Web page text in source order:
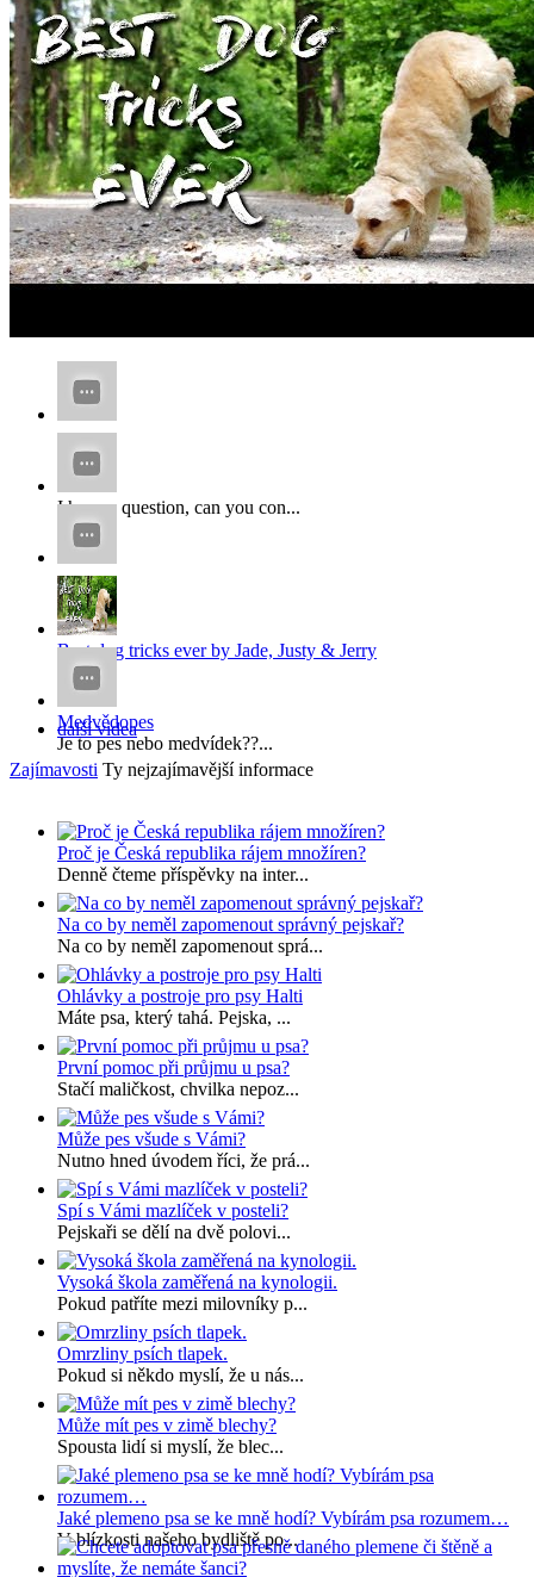
...
I have a question, can you con...
x
x...
Best dog tricks ever by Jade, Justy & Jerry
Medvědopes
Je to pes nebo medvídek??...
další videa
Zajímavosti Ty nejzajímavější informace
Proč je Česká republika rájem množíren?
Denně čteme příspěvky na inter...
Na co by neměl zapomenout správný pejskař?
Na co by neměl zapomenout sprá...
Ohlávky a postroje pro psy Halti
Máte psa, který tahá. Pejska, ...
První pomoc při průjmu u psa?
Stačí maličkost, chvilka nepoz...
Může pes všude s Vámi?
Nutno hned úvodem říci, že prá...
Spí s Vámi mazlíček v posteli?
Pejskaři se dělí na dvě polovi...
Vysoká škola zaměřená na kynologii.
Pokud patříte mezi milovníky p...
Omrzliny psích tlapek.
Pokud si někdo myslí, že u nás...
Může mít pes v zimě blechy?
Spousta lidí si myslí, že blec...
Jaké plemeno psa se ke mně hodí? Vybírám psa rozumem…
V blízkosti našeho bydliště po...